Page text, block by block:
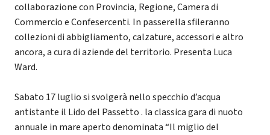
collaborazione con Provincia, Regione, Camera di
Commercio e Confesercenti. In passerella sfileranno
collezioni di abbigliamento, calzature, accessori e altro
ancora, a cura di aziende del territorio. Presenta Luca
Ward.
Sabato 17 luglio si svolgerà nello specchio d’acqua
antistante il Lido del Passetto . la classica gara di nuoto
annuale in mare aperto denominata “Il miglio del